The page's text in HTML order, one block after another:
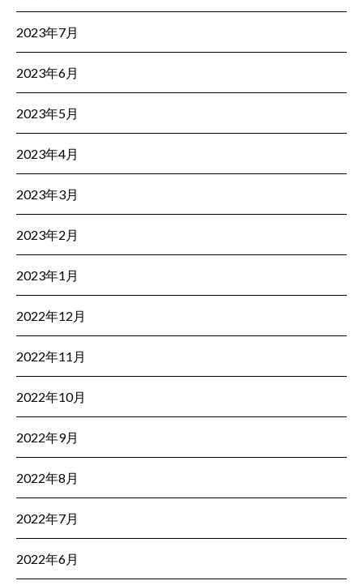
2023年7月
2023年6月
2023年5月
2023年4月
2023年3月
2023年2月
2023年1月
2022年12月
2022年11月
2022年10月
2022年9月
2022年8月
2022年7月
2022年6月